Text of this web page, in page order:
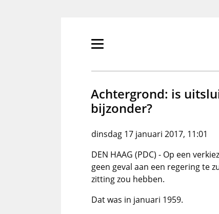
Primair
tonen/verbergen
Achtergrond: is
bijzonder?
dinsdag 17 januari 2017, 11:01
DEN HAAG (PDC) - Op een
geen geval aan een regering te
zitting zou hebben.
Dat was in januari 1959.